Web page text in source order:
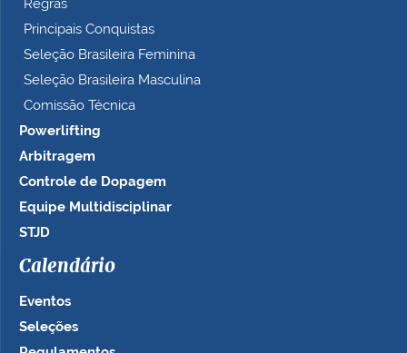
Regras
Principais Conquistas
Seleção Brasileira Feminina
Seleção Brasileira Masculina
Comissão Técnica
Powerlifting
Arbitragem
Controle de Dopagem
Equipe Multidisciplinar
STJD
Calendário
Eventos
Seleções